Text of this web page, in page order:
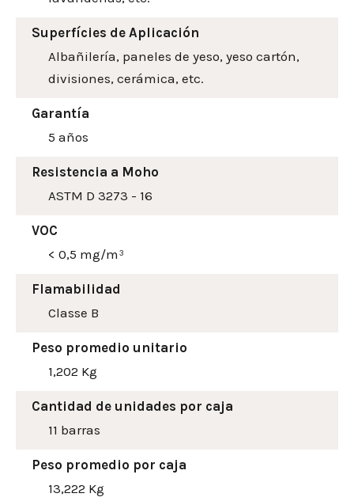
Superfícies de Aplicación
Albañilería, paneles de yeso, yeso cartón,
divisiones, cerámica, etc.
Garantía
5 años
Resistencia a Moho
ASTM D 3273 - 16
VOC
< 0,5 mg/m³
Flamabilidad
Classe B
Peso promedio unitario
1,202 Kg
Cantidad de unidades por caja
11 barras
Peso promedio por caja
13,222 Kg